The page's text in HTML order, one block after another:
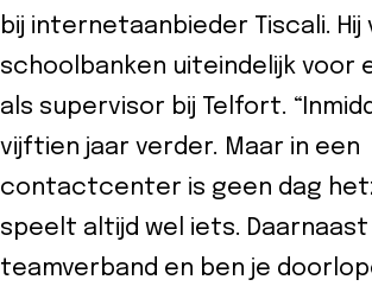
bij internetaanbieder Tiscali. Hij
schoolbanken uiteindelijk voor
als supervisor bij Telfort.
vijftien jaar verder. Maar in een
contactcenter is geen dag
speelt altijd wel iets. Daarnaast
teamverband en ben je